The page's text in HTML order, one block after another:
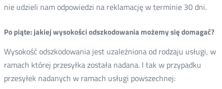
nie udzieli nam odpowiedzi na reklamację w terminie 30 dni.
Po piąte: jakiej wysokości odszkodowania możemy się domagać?
Wysokość odszkodowania jest uzależniona od rodzaju usługi, w
ramach której przesyłka została nadana. I tak w przypadku
przesyłek nadanych w ramach usługi powszechnej: